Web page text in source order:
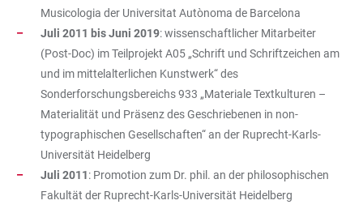
Musicologia der Universitat Autònoma de Barcelona
Juli 2011 bis Juni 2019: wissenschaftlicher Mitarbeiter
(Post-Doc) im Teilprojekt A05 „Schrift und Schriftzeichen am
und im mittelalterlichen Kunstwerk“ des
Sonderforschungsbereichs 933 „Materiale Textkulturen –
Materialität und Präsenz des Geschriebenen in non-
typographischen Gesellschaften“ an der Ruprecht-Karls-
Universität Heidelberg
Juli 2011: Promotion zum Dr. phil. an der philosophischen
Fakultät der Ruprecht-Karls-Universität Heidelberg